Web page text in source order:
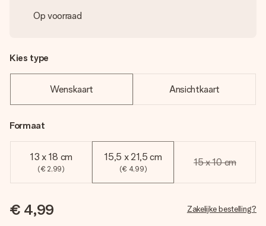
Op voorraad
Kies type
Wenskaart Ansichtkaart
Formaat
13 x 18 cm
(€ 2,99)
15,5 x 21,5 cm
(€ 4,99)
15 x 10 cm
€ 4,99 Zakelijke bestelling?